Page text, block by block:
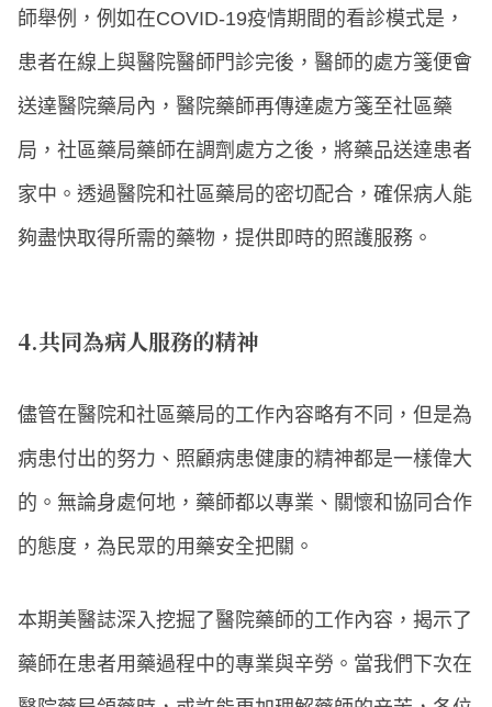
師舉例，例如在COVID-19疫情期間的看診模式是，
患者在線上與醫院醫師門診完後，醫師的處方箋便會
送達醫院藥局內，醫院藥師再傳達處方箋至社區藥
局，社區藥局藥師在調劑處方之後，將藥品送達患者
家中。透過醫院和社區藥局的密切配合，確保病人能
夠盡快取得所需的藥物，提供即時的照護服務。
4.共同為病人服務的精神
儘管在醫院和社區藥局的工作內容略有不同，但是為
病患付出的努力、照顧病患健康的精神都是一樣偉大
的。無論身處何地，藥師都以專業、關懷和協同合作
的態度，為民眾的用藥安全把關。
本期美醫誌深入挖掘了醫院藥師的工作內容，揭示了
藥師在患者用藥過程中的專業與辛勞。當我們下次在